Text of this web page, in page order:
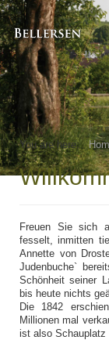
You are here:
Freuen Sie sich
fesselt, inmitten
Annette von
Judenbuche`
Schönheit seiner
bis heute nichts
Die 1842
Millionen mal
ist also Schauplatz